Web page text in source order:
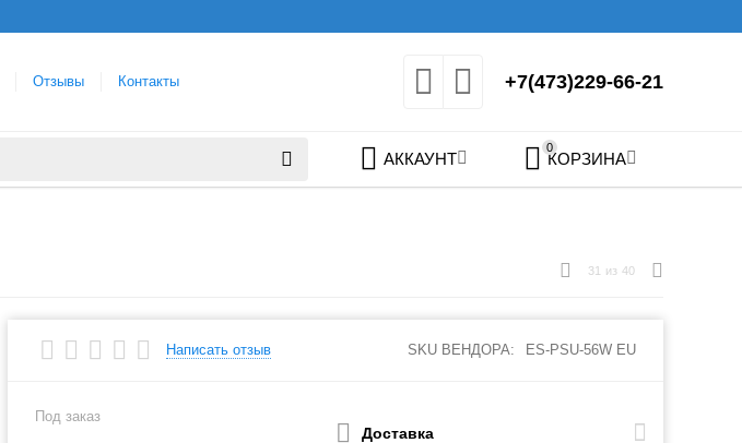
Отзывы Контакты +7(473)229-66-21
0
КОРЗИНА
АККАУНТ
31 из 40
Написать отзыв SKU ВЕНДОРА: ES-PSU-56W EU
Под заказ
Доставка